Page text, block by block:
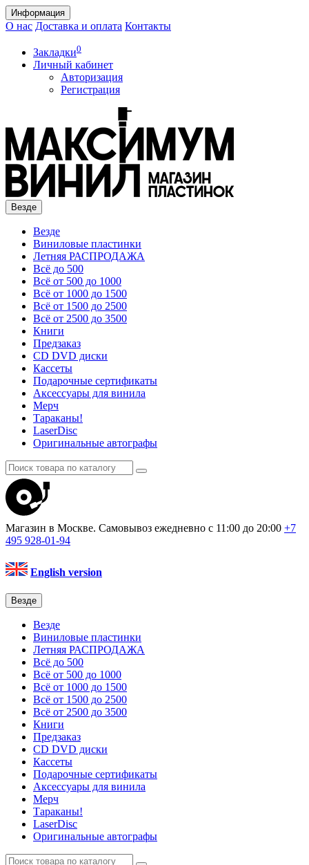
Информация
О нас Доставка и оплата Контакты
Закладки0
Личный кабинет
Авторизация
Регистрация
Везде
Везде
Виниловые пластинки
Летняя РАСПРОДАЖА
Всё до 500
Всё от 500 до 1000
Всё от 1000 до 1500
Всё от 1500 до 2500
Всё от 2500 до 3500
Книги
Предзаказ
CD DVD диски
Кассеты
Подарочные сертификаты
Аксессуары для винила
Мерч
Тараканы!
LaserDisc
Оригинальные автографы
Магазин в Москве. Самовывоз ежедневно с 11:00 до 20:00 +7
495 928-01-94
English version
Везде
Везде
Виниловые пластинки
Летняя РАСПРОДАЖА
Всё до 500
Всё от 500 до 1000
Всё от 1000 до 1500
Всё от 1500 до 2500
Всё от 2500 до 3500
Книги
Предзаказ
CD DVD диски
Кассеты
Подарочные сертификаты
Аксессуары для винила
Мерч
Тараканы!
LaserDisc
Оригинальные автографы